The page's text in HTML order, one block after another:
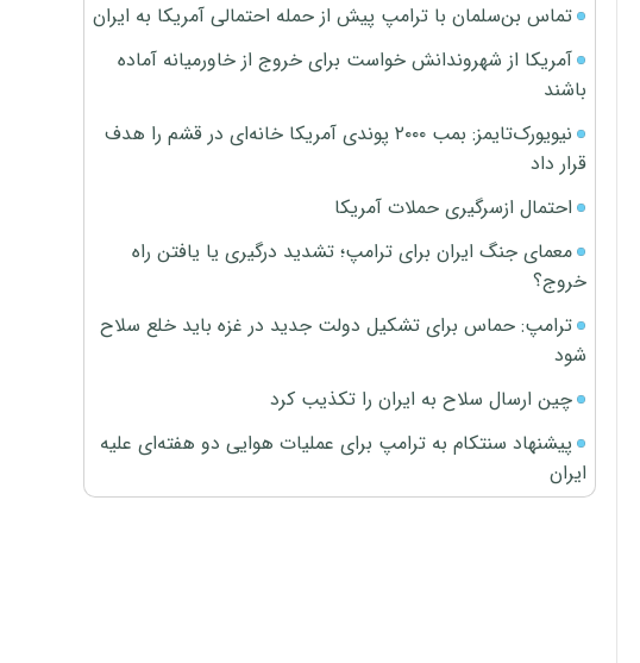
تماس بن‌سلمان با ترامپ پیش از حمله احتمالی آمریکا به ایران
آمریکا از شهروندانش خواست برای خروج از خاورمیانه آماده
باشند
نیویورک‌تایمز: بمب ۲۰۰۰ پوندی آمریکا خانه‌ای در قشم را هدف
قرار داد
احتمال ازسرگیری حملات آمریکا
معمای جنگ ایران برای ترامپ؛ تشدید درگیری یا یافتن راه
خروج؟
ترامپ: حماس برای تشکیل دولت جدید در غزه باید خلع سلاح
شود
چین ارسال سلاح به ایران را تکذیب کرد
پیشنهاد سنتکام به ترامپ برای عملیات هوایی دو هفته‌ای علیه
ایران